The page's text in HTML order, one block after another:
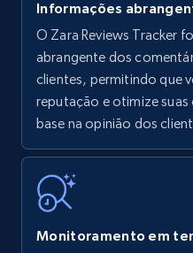
Amazon products -
upc numbers
Title, Seller name,
price, Currency,
35.3K+
Informações
O Zara Reviews Tracker
abrangente dos
clientes, permitindo que
reputação e otimize
base na opinião dos
Monitoramento em